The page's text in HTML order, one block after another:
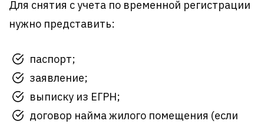
Для снятия с учета по временной регистрации
нужно представить:
паспорт;
заявление;
выписку из ЕГРН;
договор найма жилого помещения (если